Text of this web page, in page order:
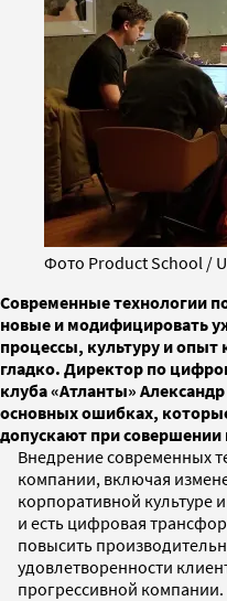
Фото Product School /
Современные технологии
новые и модифицировать
процессы, культуру и опыт
гладко. Директор по
клуба «Атланты»
основных ошибках,
допускают при
Внедрение современных
компании, включая
корпоративной культуре
и есть цифровая
повысить
удовлетворенности
прогрессивной компании.